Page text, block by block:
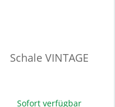
Schale VINTAGE
Sofort verfügbar